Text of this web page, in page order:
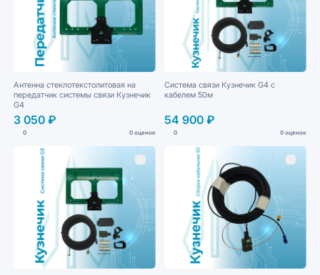
Антенна стеклотекстолитовая на
передатчик системы связи Кузнечик
G4
3 050 ₽
0 0 оценок
Система связи Кузнечик G4 с
кабелем 50м
54 900 ₽
0 0 оценок